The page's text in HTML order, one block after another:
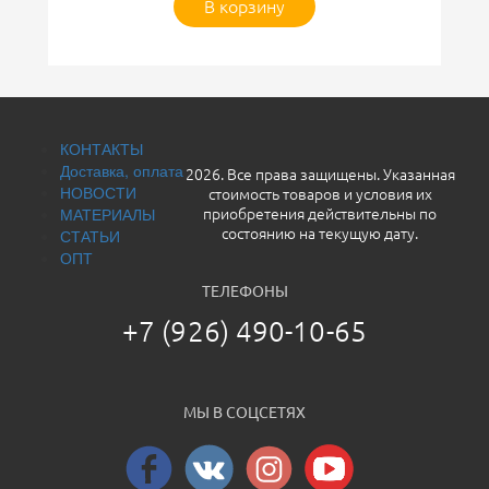
ехать было комфортно. В общем штаны рекомендую,
вес 77 кг.
Хочу поблагодарить Михаила за помощь в подборе
размера штанов и оперативную отправку посылки.
В корзину
КОНТАКТЫ
Доставка, оплата
НОВОСТИ
МАТЕРИАЛЫ
СТАТЬИ
ОПТ
ТЕЛЕФОНЫ
+7 (926) 490-10-65
МЫ В СОЦСЕТЯХ
2026. Все права защищены. Указанная
стоимость товаров и условия их
приобретения действительны по
состоянию на текущую дату.